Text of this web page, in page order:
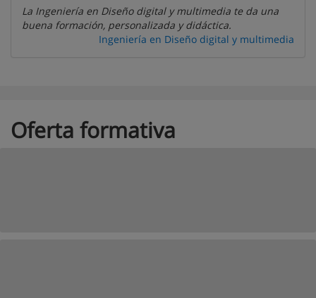
La Ingeniería en Diseño digital y multimedia te da una
buena formación, personalizada y didáctica.
Ingeniería en Diseño digital y multimedia
Oferta formativa